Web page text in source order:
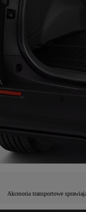
Akcesoria transportowe